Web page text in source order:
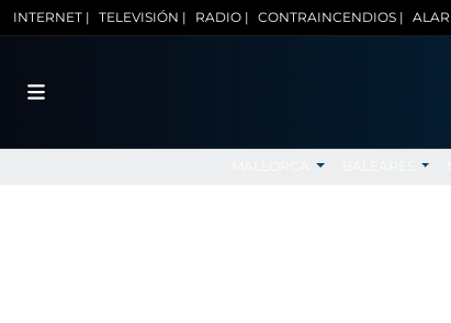
INTERNET | TELEVISIÓN | RADIO | CONTRAINCENDIOS |